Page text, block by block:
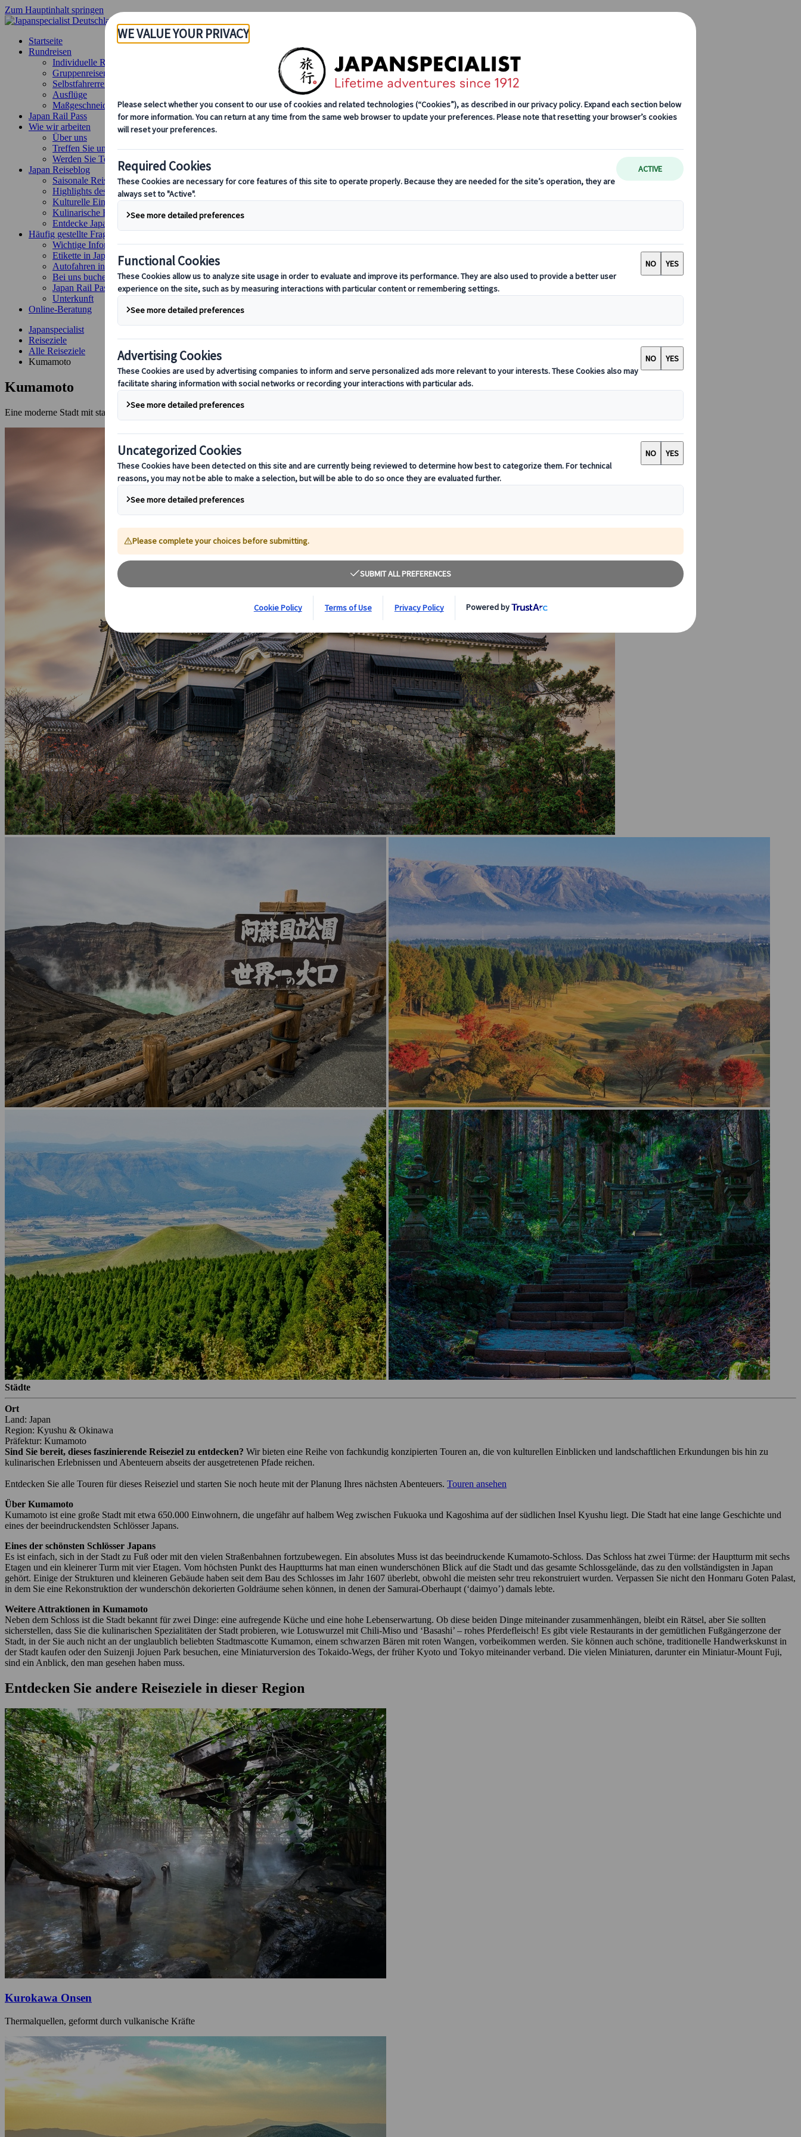
Zum Hauptinhalt springen
Startseite
Rundreisen
Individuelle Reisen
Gruppenreisen
Selbstfahrerreisen
Ausflüge
Maßgeschneiderte Gruppenreisen
Japan Rail Pass
Wie wir arbeiten
Über uns
Treffen Sie unser Team
Werden Sie Teil unseres Teams
Japan Reiseblog
Saisonale Reisetipps
Highlights des Reiseziels
Kulturelle Einblicke
Kulinarische Erlebnisse
Entdecke Japan mit dem Zug
Häufig gestellte Fragen
Wichtige Informationen
Etikette in Japan
Autofahren in Japan
Bei uns buchen
Japan Rail Pass
Unterkunft
Online-Beratung
Japanspecialist
Reiseziele
Alle Reiseziele
Kumamoto
Kumamoto
Eine moderne Stadt mit starken Bezügen zur Samurai-Ära
Städte
Ort
Land: Japan
Region: Kyushu & Okinawa
Präfektur: Kumamoto
Sind Sie bereit, dieses faszinierende Reiseziel zu entdecken? Wir bieten eine Reihe von fachkundig konzipierten Touren an, die von kulturellen Einblicken und landschaftlichen Erkundungen bis hin zu
kulinarischen Erlebnissen und Abenteuern abseits der ausgetretenen Pfade reichen.
Entdecken Sie alle Touren für dieses Reiseziel und starten Sie noch heute mit der Planung Ihres nächsten Abenteuers. Touren ansehen
Über Kumamoto
Kumamoto ist eine große Stadt mit etwa 650.000 Einwohnern, die ungefähr auf halbem Weg zwischen Fukuoka und Kagoshima auf der südlichen Insel Kyushu liegt. Die Stadt hat eine lange Geschichte und
eines der beeindruckendsten Schlösser Japans.
Eines der schönsten Schlösser Japans
Es ist einfach, sich in der Stadt zu Fuß oder mit den vielen Straßenbahnen fortzubewegen. Ein absolutes Muss ist das beeindruckende Kumamoto-Schloss. Das Schloss hat zwei Türme: der Hauptturm mit sechs
Etagen und ein kleinerer Turm mit vier Etagen. Vom höchsten Punkt des Hauptturms hat man einen wunderschönen Blick auf die Stadt und das gesamte Schlossgelände, das zu den vollständigsten in Japan
gehört. Einige der Strukturen und kleineren Gebäude haben seit dem Bau des Schlosses im Jahr 1607 überlebt, obwohl die meisten sehr treu rekonstruiert wurden. Verpassen Sie nicht den Honmaru Goten Palast,
in dem Sie eine Rekonstruktion der wunderschön dekorierten Goldräume sehen können, in denen der Samurai-Oberhaupt (‘daimyo’) damals lebte.
Weitere Attraktionen in Kumamoto
Neben dem Schloss ist die Stadt bekannt für zwei Dinge: eine aufregende Küche und eine hohe Lebenserwartung. Ob diese beiden Dinge miteinander zusammenhängen, bleibt ein Rätsel, aber Sie sollten
sicherstellen, dass Sie die kulinarischen Spezialitäten der Stadt probieren, wie Lotuswurzel mit Chili-Miso und ‘Basashi’ – rohes Pferdefleisch! Es gibt viele Restaurants in der gemütlichen Fußgängerzone der
Stadt, in der Sie auch nicht an der unglaublich beliebten Stadtmascotte Kumamon, einem schwarzen Bären mit roten Wangen, vorbeikommen werden. Sie können auch schöne, traditionelle Handwerkskunst in
der Stadt kaufen oder den Suizenji Jojuen Park besuchen, eine Miniaturversion des Tokaido-Wegs, der früher Kyoto und Tokyo miteinander verband. Die vielen Miniaturen, darunter ein Miniatur-Mount Fuji,
sind ein Anblick, den man gesehen haben muss.
Entdecken Sie andere Reiseziele in dieser Region
Kurokawa Onsen
Thermalquellen, geformt durch vulkanische Kräfte